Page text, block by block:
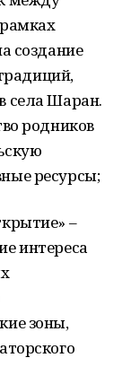
создание
села Шаран.
родников
ресурсы;
–
интереса
зоны,